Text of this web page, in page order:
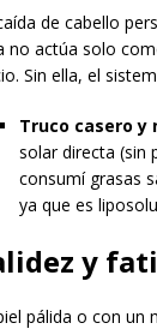
de cabello
no actúa solo
Sin ella, el
Truco casero y
solar directa (sin
consumí grasas
ya que es
y
pálida o con un